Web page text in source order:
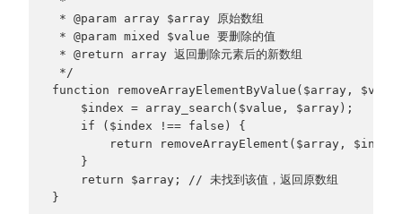
* @param array $array 原始数组
* @param mixed $value 要删除的值
* @return array 返回删除元素后的新数组
*/
function removeArrayElementByValue($array,
$index = array_search($value, $array);
if ($index !== false) {
return removeArrayElement($array,
}
return $array; // 未找到该值，返回原数组
}